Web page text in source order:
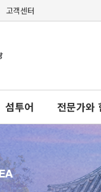
고객센터
섬투어 전문가와